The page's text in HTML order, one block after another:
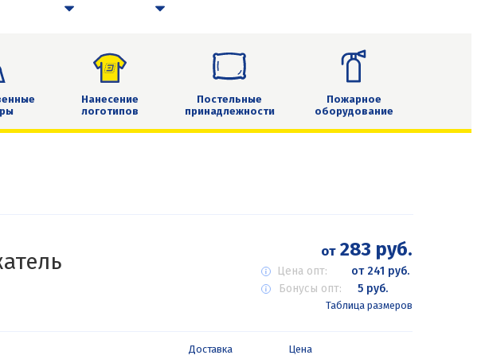
Нанесение
логотипов
Постельные
принадлежности
Пожарное
оборудование
от283 руб.
Цена опт:
от 241 руб.
Бонусы опт:
5 руб.
Таблица размеров
Доставка Цена